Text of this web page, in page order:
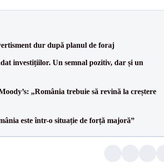
dur după planul de foraj
investițiilor. Un semnal pozitiv, dar și un
„România trebuie să revină la creștere
este într-o situație de forță majoră”